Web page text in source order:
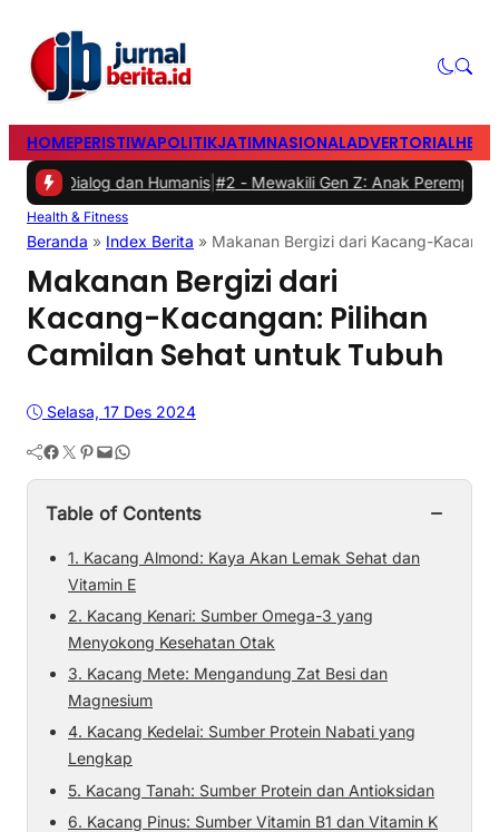
HOMEPERISTIWAPOLITIKJATIMNASIONALADVERTORIAL
dan Humanis |#2 -Mewakili Gen Z: Anak Perempuan Anugrah
Health & Fitness
Beranda » Index Berita » Makanan Bergizi dari Kacang-
Makanan Bergizi dari
Kacang-Kacangan: Pilihan
Camilan Sehat untuk Tubuh
Selasa, 17 Des 2024
Facebook Twitter Pinterest Mail WhatsApp
Table of Contents −
1. Kacang Almond: Kaya Akan Lemak Sehat dan
Vitamin E
2. Kacang Kenari: Sumber Omega-3 yang
Menyokong Kesehatan Otak
3. Kacang Mete: Mengandung Zat Besi dan
Magnesium
4. Kacang Kedelai: Sumber Protein Nabati yang
Lengkap
5. Kacang Tanah: Sumber Protein dan Antioksidan
6. Kacang Pinus: Sumber Vitamin B1 dan Vitamin K